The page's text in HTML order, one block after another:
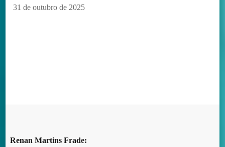
31 de outubro de 2025
Renan Martins Frade: